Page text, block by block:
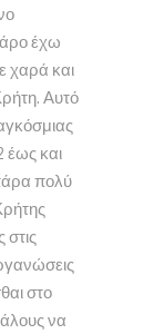
έχω
χαρά και
Αυτό
έως και
πολύ
στις
στο
να